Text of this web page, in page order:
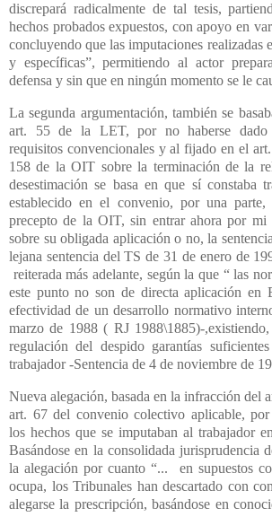
discrepará radicalmente de tal tesis,
hechos probados expuestos, con apoyo en
concluyendo que las imputaciones realizadas
y específicas”, permitiendo al actor
defensa y sin que en ningún momento se le
La segunda argumentación, también se
art. 55 de la LET, por no haberse dado
requisitos convencionales y al fijado en el
158 de la OIT sobre la terminación de la
desestimación se basa en que sí constaba
establecido en el convenio, por una
precepto de la OIT, sin entrar ahora por mi
sobre su obligada aplicación o no, la
lejana sentencia del TS de 31 de enero de
reiterada más adelante, según la que “ las
este punto no son de directa aplicación en
efectividad de un desarrollo normativo
marzo de 1988 ( RJ 1988\1885)-
regulación del despido garantías
trabajador -Sentencia de 4 de noviembre de
Nueva alegación, basada en la infracción del
art. 67 del convenio colectivo aplicable, por
los hechos que se imputaban al trabajador
Basándose en la consolidada jurisprudencia
la alegación por cuanto “...
en supuestos
ocupa, los Tribunales han descartado con
alegarse la prescripción, basándose en